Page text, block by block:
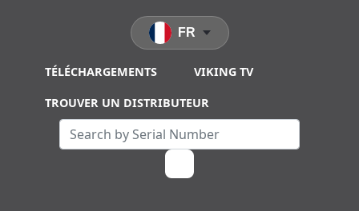
TÉLÉCHARGEMENTS VIKING TV
TROUVER UN DISTRIBUTEUR
FR